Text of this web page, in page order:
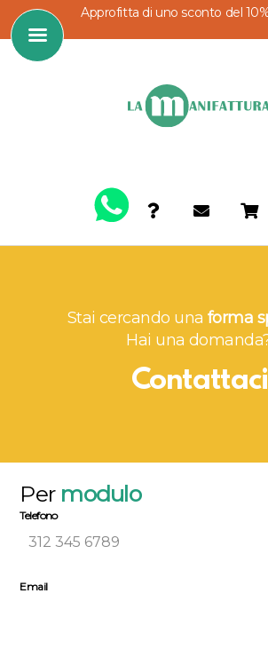
Approfitta di uno sconto del
Stai cercando una forma
Hai una
Contattaci
Per modulo
Telefono
Email